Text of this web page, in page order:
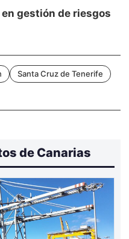
gestión de riesgos
Santa Cruz de Tenerife
de Canarias